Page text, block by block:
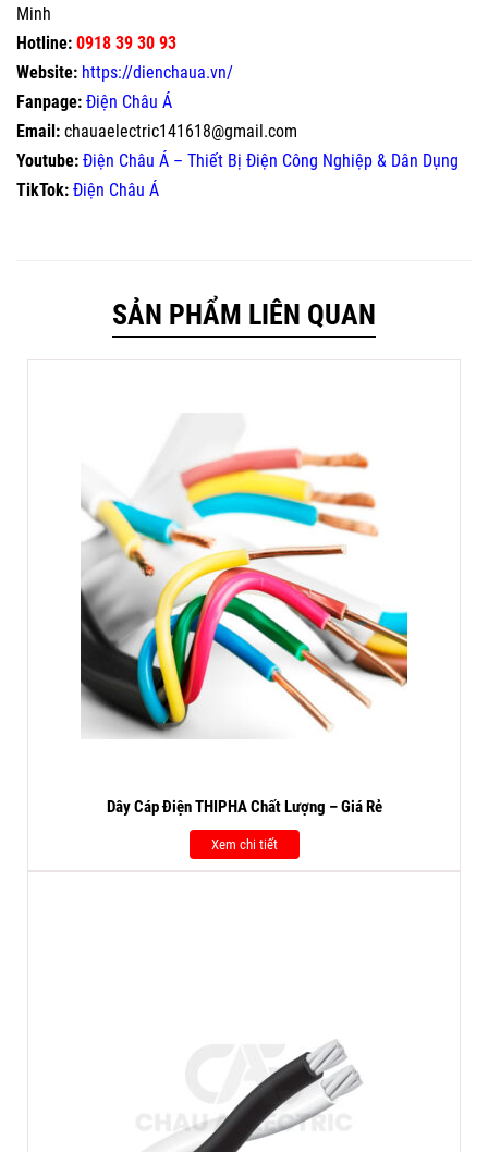
Minh
Hotline: 0918 39 30 93
Website: https://dienchaua.vn/
Fanpage: Điện Châu Á
Email: chauaelectric141618@gmail.com
Youtube: Điện Châu Á – Thiết Bị Điện Công Nghiệp & Dân Dụng
TikTok: Điện Châu Á
SẢN PHẨM LIÊN QUAN
Dây Cáp Điện THIPHA Chất Lượng – Giá Rẻ
Xem chi tiết